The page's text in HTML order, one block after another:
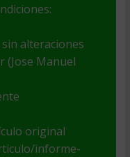
alteraciones
(Jose Manuel
original
informe-